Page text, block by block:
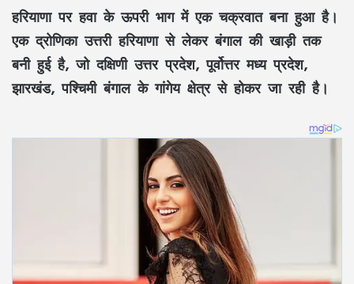
हरियाणा पर हवा के ऊपरी भाग में एक चक्रवात बना हुआ है।
एक द्रोणिका उत्तरी हरियाणा से लेकर बंगाल की खाड़ी तक
बनी हुई है, जो दक्षिणी उत्तर प्रदेश, पूर्वोत्तर मध्य प्रदेश,
झारखंड, पश्चिमी बंगाल के गांगेय क्षेत्र से होकर जा रही है।